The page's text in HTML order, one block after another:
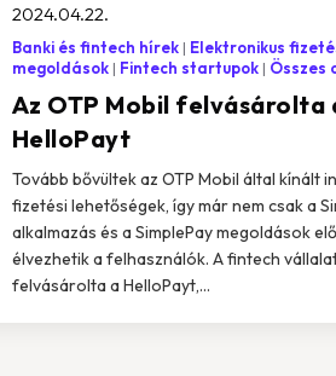
Az OTP Mobil felvásárolta
HelloPayt
2024.04.22.
Banki és fintech hírek
Elektronikus
megoldások
Fintech startupok Összes
Tovább bővültek az OTP Mobil által kínált
fizetési lehetőségek, így már nem csak a
alkalmazás és a SimplePay megoldások
élvezhetik a felhasználók. A fintech
felvásárolta a HelloPayt,...